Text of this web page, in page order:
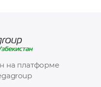
на платформе